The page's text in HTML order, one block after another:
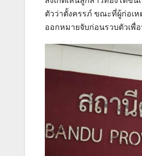
ตัวว่าตั้งครรภ์ ขณะที่ผู้ก่อเห
ออกหมายจับก่อนรวบตัวเพื่